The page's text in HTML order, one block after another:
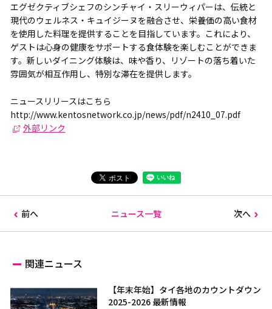
エグゼクティブシェフのシンチャイ・スリーウィパーは、伝統と
現代のウェルネス・キュイジーヌを融合させ、栄養価の高い食材
を使用した料理を提供することを目指しています。これにより、
ゲストは心身の健康をサポートする食体験を楽しむことができま
す。新しいダイニング体験は、味や香り、リゾートの落ち着いた
雰囲気が相互作用し、特別な滞在を提供します。
ニュースリリースはこちら
http://www.kentosnetwork.co.jp/news/pdf/n2410_07.pdf
外部リンク
前へ ニュース一覧 次へ
関連ニュース
【年末年始】タイ各地のカウントダウン
2025-2026 最新情報